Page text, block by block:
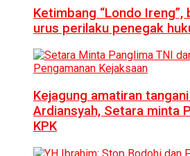
Ketimbang “Londo
urus perilaku penegak
Kejagung amatiran
Ardiansyah, Setara minta
KPK